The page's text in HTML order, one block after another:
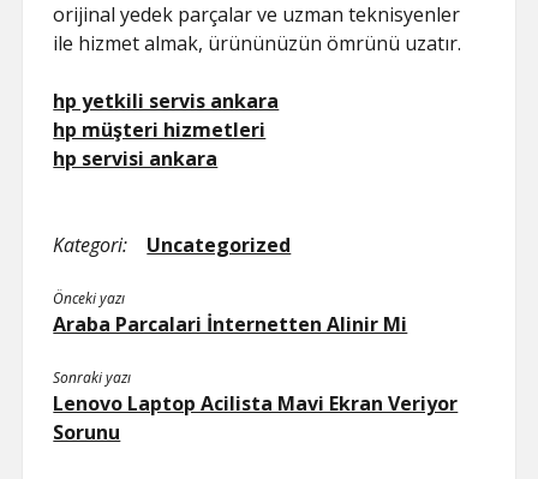
orijinal yedek parçalar ve uzman teknisyenler
ile hizmet almak, ürününüzün ömrünü uzatır.
hp yetkili servis ankara
hp müşteri hizmetleri
hp servisi ankara
Kategori: Uncategorized
Önceki yazı
Araba Parcalari İnternetten Alinir Mi
Sonraki yazı
Lenovo Laptop Acilista Mavi Ekran Veriyor
Sorunu